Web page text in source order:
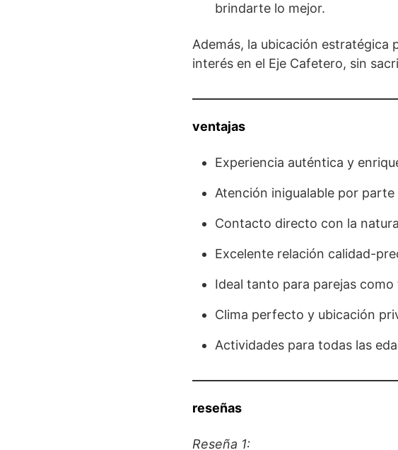
brindarte lo mejor.
Además, la ubicación estratégica
interés en el Eje Cafetero, sin
ventajas
Experiencia auténtica y
Atención inigualable por
Contacto directo con la
Excelente relación calidad-
Ideal tanto para parejas
Clima perfecto y ubicación
Actividades para todas las
reseñas
Reseña 1: